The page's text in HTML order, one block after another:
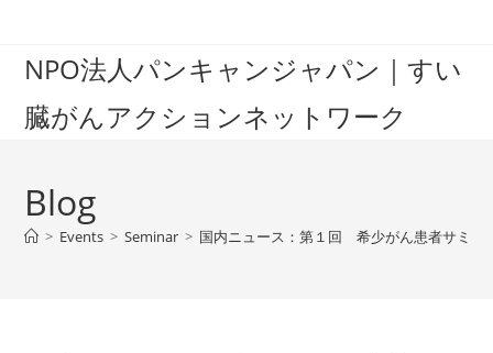
contentNPO法人パンキャンジャパン｜すい
臓がんアクションネットワーク
Blog
> Events > Seminar > 国内ニュース：第１回 希少がん患者サミッ